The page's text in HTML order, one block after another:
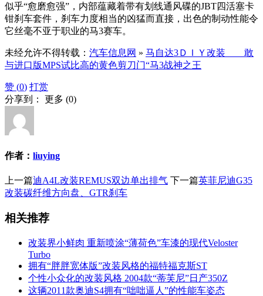
似乎“愈磨愈强”，内部蕴藏着带有划线通风碟的JBT四活塞卡
钳刹车套件，刹车力度相当的凶猛而直接，出色的制动性能令
它丝毫不亚于职业的马3赛车。
未经允许不得转载： 汽车信息网 » 马自达3ＤＩＹ改装 敢
与进口版MPS试比高的黄色剪刀门“马3战神之王
赞 (0) 打赏
分享到： 更多 (0)
作者： liuying
上一篇迪A4L改装REMUS双边单出排气 下一篇英菲尼迪G35
改装碳纤维方向盘、GTR刹车
相关推荐
改装界小鲜肉 重新喷涂“薄荷色”车漆的现代Veloster
Turbo
拥有“胖胖宽体版”改装风格的福特福克斯ST
个性小众化的改装风格 2004款“蒂芙尼”日产350Z
这辆2011款奥迪S4拥有“咄咄逼人”的性能车姿态